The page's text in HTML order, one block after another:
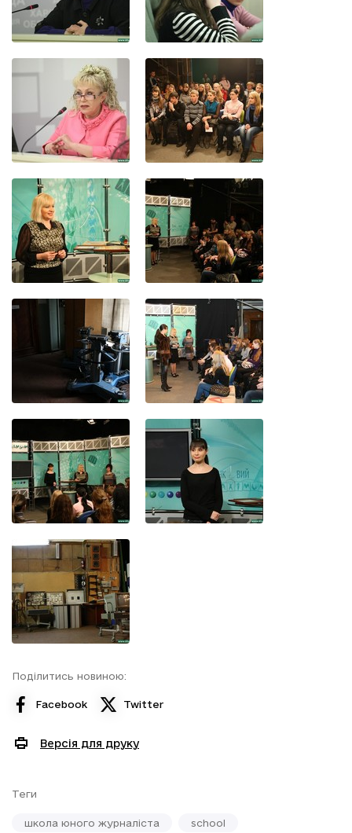
Поділитись новиною:
Facebook Twitter
Версія для друку
Теги
школа юного журналіста school